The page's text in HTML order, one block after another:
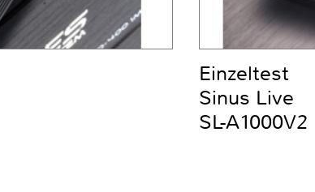
Einzeltest
Sinus Live
SL-A1000V2